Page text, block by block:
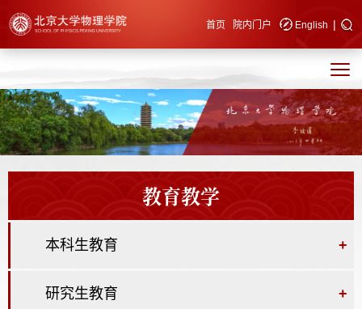
快速导航 首页 院内门户 English |
教育教学
本科生教育 +
研究生教育 +